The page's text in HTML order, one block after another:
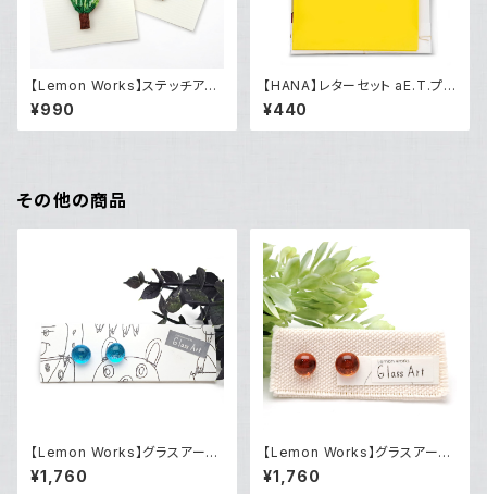
【Lemon Works】ステッチアー
ト ふわもこブローチ（Tree）
¥990
【HANA】レターセット aE.T.プ
ロジェクト「カン・ジュンヨン×山
村 晃弘『アマゾンの山村ヒョン』
『山村晃弘』」
¥440
その他の商品
【Lemon Works】グラスアー
ト ボールピアス（Blue）
¥1,760
【Lemon Works】グラスアート
ボールピアス（ Blood orang
e）
¥1,760